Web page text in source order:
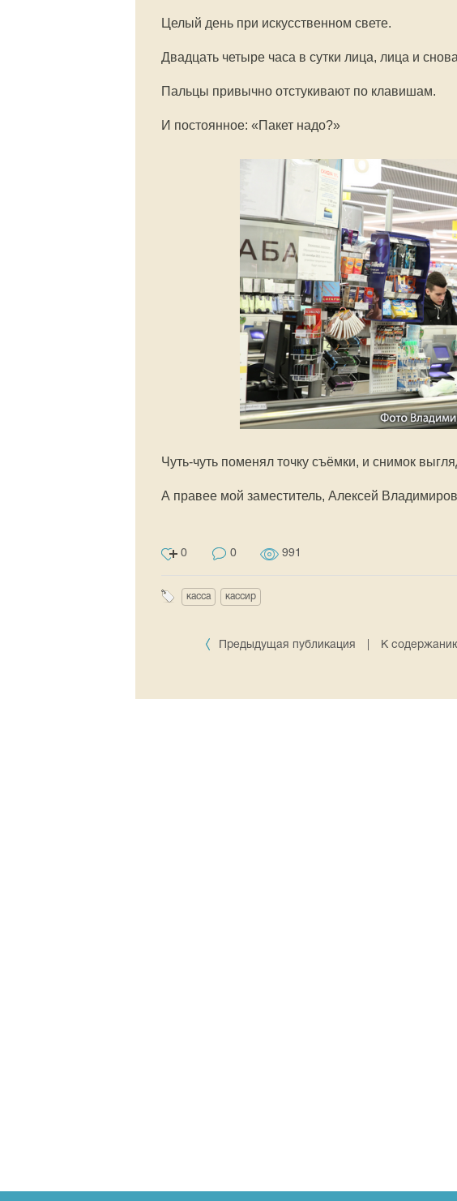
Целый день при искусственном свете.
Двадцать четыре часа в сутки лица, лица и
Пальцы привычно отстукивают по клавишам.
И постоянное: «Пакет надо?»
Чуть-чуть поменял точку съёмки, и снимок
А правее мой заместитель, Алексей
0 0 991
касса кассир
Предыдущая публикация К